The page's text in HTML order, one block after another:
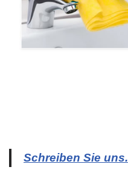
Schreiben Sie uns.